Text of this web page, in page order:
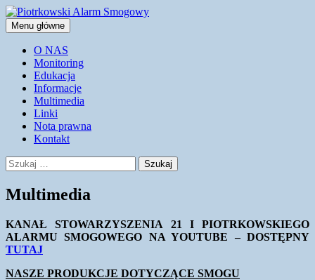
Przejdź
do
treściPiotrkowski Alarm Smogowy
Szukaj
Menu główne
O NAS
Monitoring
Edukacja
Informacje
Multimedia
Linki
Nota prawna
Kontakt
Szukaj:
Multimedia
KANAŁ STOWARZYSZENIA 21 I PIOTRKOWSKIEGO
ALARMU SMOGOWEGO NA YOUTUBE – DOSTĘPNY
TUTAJ
NASZE PRODUKCJE DOTYCZĄCE SMOGU